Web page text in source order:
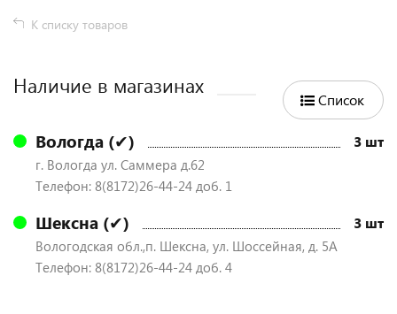
К списку товаров
Наличие в магазинах
Список
Вологда (✔) 3 шт
г. Вологда ул. Саммера д.62
Телефон: 8(8172)26-44-24 доб. 1
Шексна (✔) 3 шт
Вологодская обл.,п. Шексна, ул. Шоссейная, д. 5А
Телефон: 8(8172)26-44-24 доб. 4